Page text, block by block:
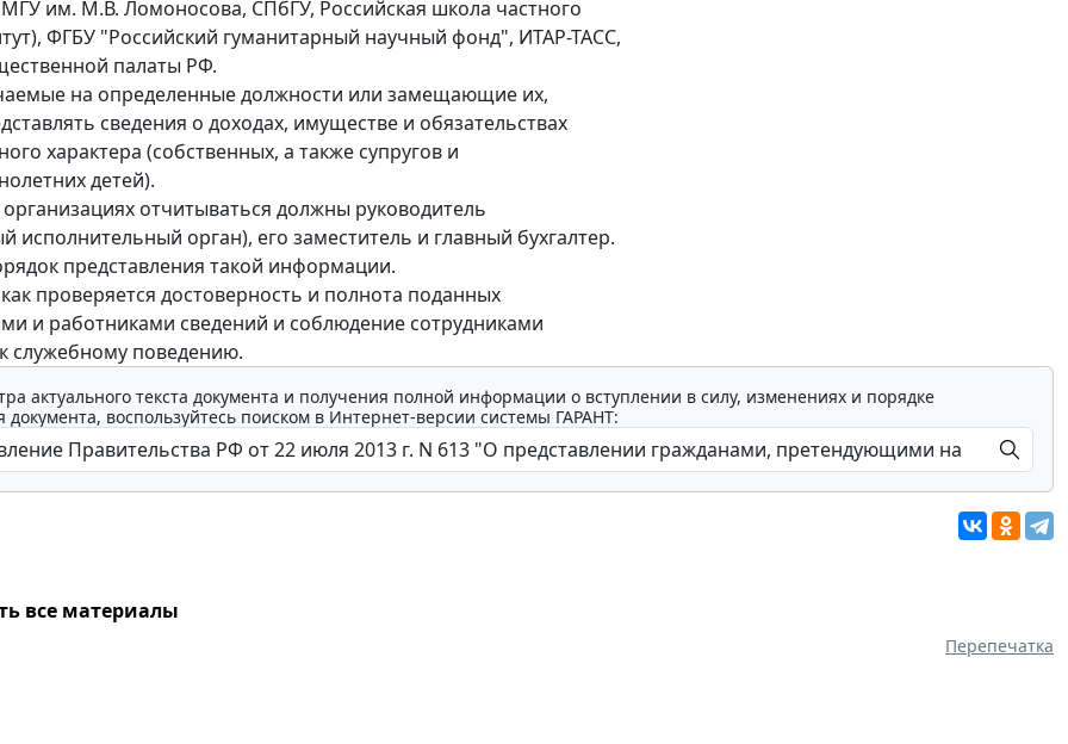
им. М.В. Ломоносова, СПбГУ, Российская школа частного
ФГБУ "Российский гуманитарный научный фонд", ИТАР-ТАСС,
палаты РФ.
на определенные должности или замещающие их,
сведения о доходах, имуществе и обязательствах
характера (собственных, а также супругов и
детей).
отчитываться должны руководитель
исполнительный орган), его заместитель и главный бухгалтер.
представления такой информации.
проверяется достоверность и полнота поданных
и работниками сведений и соблюдение сотрудниками
служебному поведению.
актуального текста документа и получения полной информации о вступлении в силу, изменениях и порядке
воспользуйтесь поиском в Интернет-версии системы ГАРАНТ:
все материалы
Перепечатка